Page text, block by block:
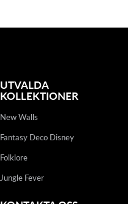
UTVALDA
KOLLEKTIONER
New Walls
Fantasy Deco Disney
Folklore
Jungle Fever